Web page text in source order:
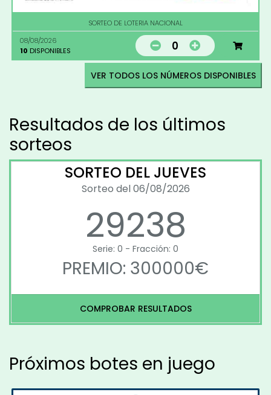
SORTEO DE LOTERIA NACIONAL
08/08/2026
10 DISPONIBLES 0
VER TODOS LOS NÚMEROS DISPONIBLES
Resultados de los últimos
sorteos
SORTEO DEL JUEVES
Sorteo del 06/08/2026
29238
Serie: 0 - Fracción: 0
PREMIO: 300000€
COMPROBAR RESULTADOS
Próximos botes en juego